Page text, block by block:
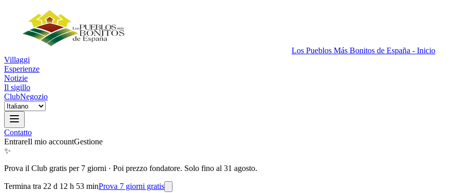
Los Pueblos Más Bonitos de España - Inicio
Villaggi
Esperienze
Notizie
Il sigillo
ClubNegozio
Contatto
EntrareIl mio accountGestione
✨
Prova il Club gratis per 7 giorni · Poi prezzo fondatore. Solo fino al 31 agosto.
Termina tra 22 d 12 h 53 minProva 7 giorni gratis